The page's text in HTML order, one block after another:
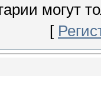
могут
[